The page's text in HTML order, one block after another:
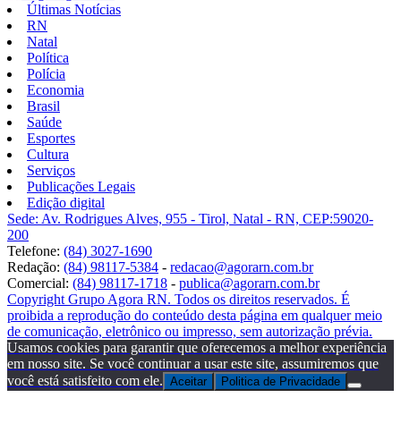
Últimas Notícias
RN
Natal
Política
Polícia
Economia
Brasil
Saúde
Esportes
Cultura
Serviços
Publicações Legais
Edição digital
Sede: Av. Rodrigues Alves, 955 - Tirol, Natal - RN, CEP:59020-
200
Telefone: (84) 3027-1690
Redação: (84) 98117-5384 - redacao@agorarn.com.br
Comercial: (84) 98117-1718 - publica@agorarn.com.br
Copyright Grupo Agora RN. Todos os direitos reservados. É
proibida a reprodução do conteúdo desta página em qualquer meio
de comunicação, eletrônico ou impresso, sem autorização prévia.
Usamos cookies para garantir que oferecemos a melhor experiência
em nosso site. Se você continuar a usar este site, assumiremos que
você está satisfeito com ele. Aceitar Politica de Privacidade